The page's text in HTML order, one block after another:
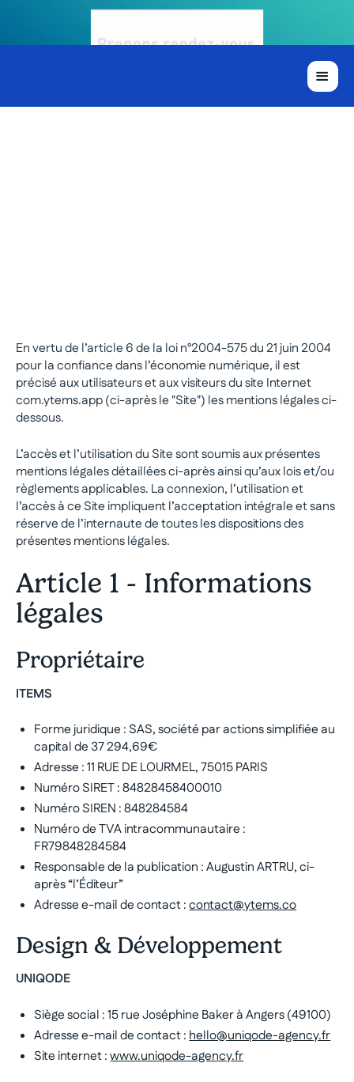
En vertu de l’article 6 de la loi n°2004-575 du 21 juin 2004
pour la confiance dans l’économie numérique, il est
précisé aux utilisateurs et aux visiteurs du site Internet
com.ytems.app (ci-après le "Site") les mentions légales ci-
dessous.
L’accès et l’utilisation du Site sont soumis aux présentes
mentions légales détaillées ci-après ainsi qu’aux lois et/ou
règlements applicables. La connexion, l’utilisation et
l’accès à ce Site impliquent l’acceptation intégrale et sans
réserve de l’internaute de toutes les dispositions des
présentes mentions légales.
Article 1 - Informations
légales
Propriétaire
ITEMS
Forme juridique : SAS, société par actions simplifiée au
capital de 37 294,69€
Adresse : 11 RUE DE LOURMEL, 75015 PARIS
Numéro SIRET : 84828458400010
Numéro SIREN : 848284584
Numéro de TVA intracommunautaire :
FR79848284584
Responsable de la publication : Augustin ARTRU, ci-
après “l’Éditeur”
Adresse e-mail de contact :contact@ytems.co
Design & Développement
UNIQODE
Siège social : 15 rue Joséphine Baker à Angers (49100)
Adresse e-mail de contact :hello@uniqode-agency.fr
Site internet :www.uniqode-agency.fr